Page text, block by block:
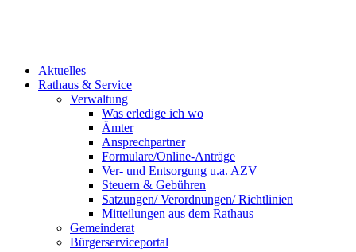
Aktuelles
Rathaus & Service
Verwaltung
Was erledige ich wo
Ämter
Ansprechpartner
Formulare/Online-Anträge
Ver- und Entsorgung u.a. AZV
Steuern & Gebühren
Satzungen/ Verordnungen/ Richtlinien
Mitteilungen aus dem Rathaus
Gemeinderat
Bürgerserviceportal